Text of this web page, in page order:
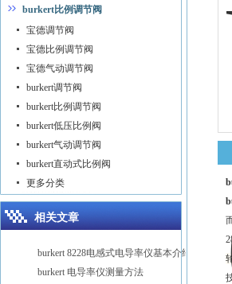
burkert比例调节阀
宝德调节阀
宝德比例调节阀
宝德气动调节阀
burkert调节阀
burkert比例调节阀
burkert低压比例阀
burkert气动调节阀
burkert直动式比例阀
更多分类
相关文章
burkert 8228电感式电导率仪基本介绍
burkert 电导率仪测量方法